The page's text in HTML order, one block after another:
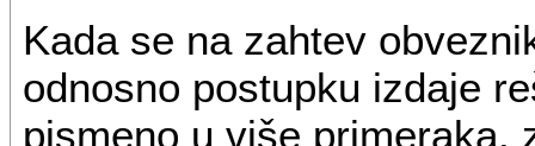
Kada se na zahtev
odnosno postupku izdaje
pismeno u više primeraka,